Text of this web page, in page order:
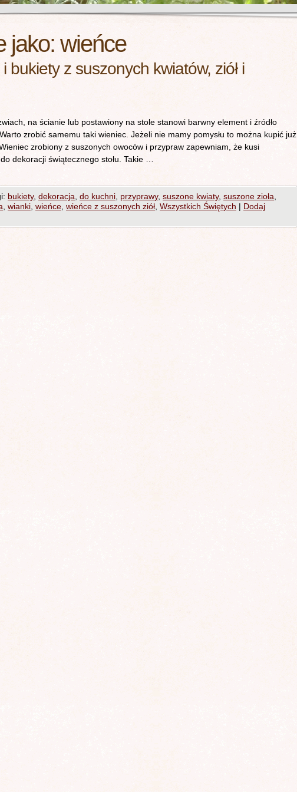
jako: wieńce
bukiety z suszonych kwiatów, ziół i
na ścianie lub postawiony na stole stanowi barwny element i źródło
zrobić samemu taki wieniec. Jeżeli nie mamy pomysłu to można kupić już
zrobiony z suszonych owoców i przypraw zapewniam, że kusi
dekoracji świątecznego stołu. Takie …
bukiety, dekoracja do kuchni przyprawy, suszone kwiaty, suszone zioła
wianki wieńce wieńce z suszonych ziół Wszystkich Świętych | Dodaj